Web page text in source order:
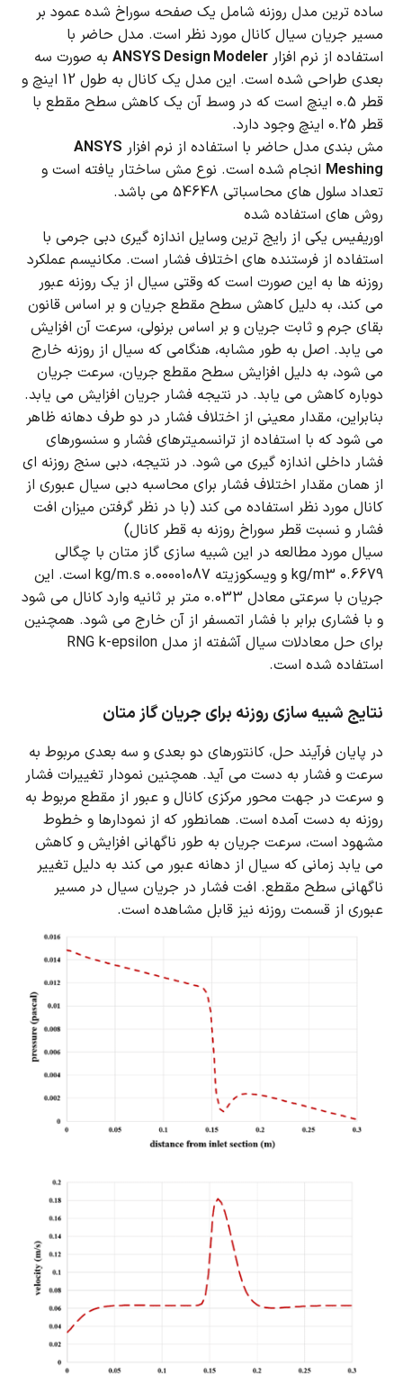
ساده ترین مدل روزنه شامل یک صفحه سوراخ شده عمود بر
مسیر جریان سیال کانال مورد نظر است. مدل حاضر با
استفاده از نرم افزارANSYS Design Modeler به صورت سه
بعدی طراحی شده است.
این مدل یک کانال به طول 12 اینچ و
قطر 0.5 اینچ است که در وسط آن یک کاهش سطح مقطع با
قطر 0.25 اینچ وجود دارد.
مش بندی مدل حاضر با استفاده از نرم افزار ANSYS
Meshing انجام شده است. نوع مش ساختار یافته است و
تعداد سلول های محاسباتی 54648 می باشد.
روش های استفاده شده
اوریفیس یکی از رایج ترین وسایل اندازه گیری دبی جرمی با
استفاده از فرستنده های اختلاف فشار است. مکانیسم عملکرد
روزنه ها به این صورت است که وقتی سیال از یک روزنه عبور
می کند، به دلیل کاهش سطح مقطع جریان و بر اساس قانون
بقای جرم و ثابت جریان و بر اساس برنولی، سرعت آن افزایش
می یابد. اصل به طور مشابه، هنگامی که سیال از روزنه خارج
می شود، به دلیل افزایش سطح مقطع جریان، سرعت جریان
دوباره کاهش می یابد. در نتیجه فشار جریان افزایش می یابد.
بنابراین، مقدار معینی از اختلاف فشار در دو طرف دهانه ظاهر
می شود که با استفاده از ترانسمیترهای فشار و سنسورهای
فشار داخلی اندازه گیری می شود. در نتیجه، دبی سنج روزنه ای
از همان مقدار اختلاف فشار برای محاسبه دبی سیال عبوری از
کانال مورد نظر استفاده می کند (با در نظر گرفتن میزان افت
فشار و نسبت قطر سوراخ روزنه به قطر کانال)
سیال مورد مطالعه در این شبیه سازی گاز متان با چگالی
0.6679 kg/m3 و ویسکوزیته 0.00001087 kg/m.s است.
این
جریان با سرعتی معادل 0.033 متر بر ثانیه وارد کانال می شود
و با فشاری برابر با فشار اتمسفر از آن خارج می شود. همچنین
برای حل معادلات سیال آشفته از مدل RNG k-epsilon
استفاده شده است.
نتایج شبیه سازی روزنه برای جریان گاز متان
در پایان فرآیند حل، کانتورهای دو بعدی و سه بعدی مربوط به
سرعت و فشار به دست می آید. همچنین نمودار تغییرات فشار
و سرعت در جهت محور مرکزی کانال و عبور از مقطع مربوط به
روزنه به دست آمده است. همانطور که از نمودارها و خطوط
مشهود است، سرعت جریان به طور ناگهانی افزایش و کاهش
می یابد زمانی که سیال از دهانه عبور می کند به دلیل تغییر
ناگهانی سطح مقطع. افت فشار در جریان سیال در مسیر
عبوری از قسمت روزنه نیز قابل مشاهده است.